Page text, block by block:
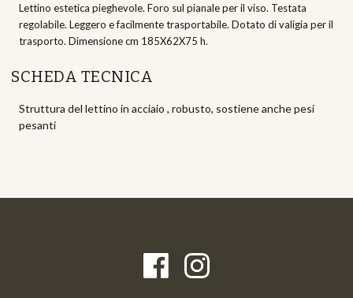
Lettino estetica pieghevole. Foro sul pianale per il viso. Testata
regolabile. Leggero e facilmente trasportabile. Dotato di valigia per il
trasporto. Dimensione cm 185X62X75 h.
SCHEDA TECNICA
Struttura del lettino in acciaio , robusto, sostiene anche pesi
pesanti